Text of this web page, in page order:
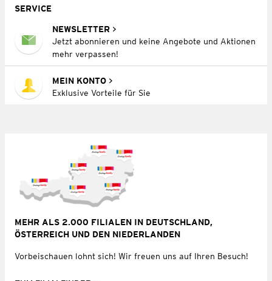
SERVICE
NEWSLETTER
Jetzt abonnieren und keine Angebote und Aktionen
mehr verpassen!
MEIN KONTO
Exklusive Vorteile für Sie
MEHR ALS 2.000 FILIALEN IN DEUTSCHLAND,
ÖSTERREICH UND DEN NIEDERLANDEN
Vorbeischauen lohnt sich! Wir freuen uns auf Ihren Besuch!